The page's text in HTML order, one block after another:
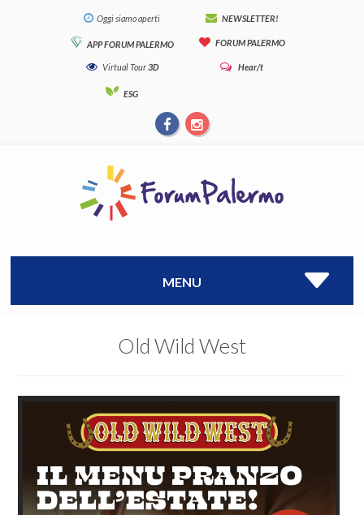
Oggi siamo aperti NEWSLETTER!
APP FORUM PALERMO FORUM PALERMO
Virtual Tour3D Hear/t
ESG
MENU
Old Wild West